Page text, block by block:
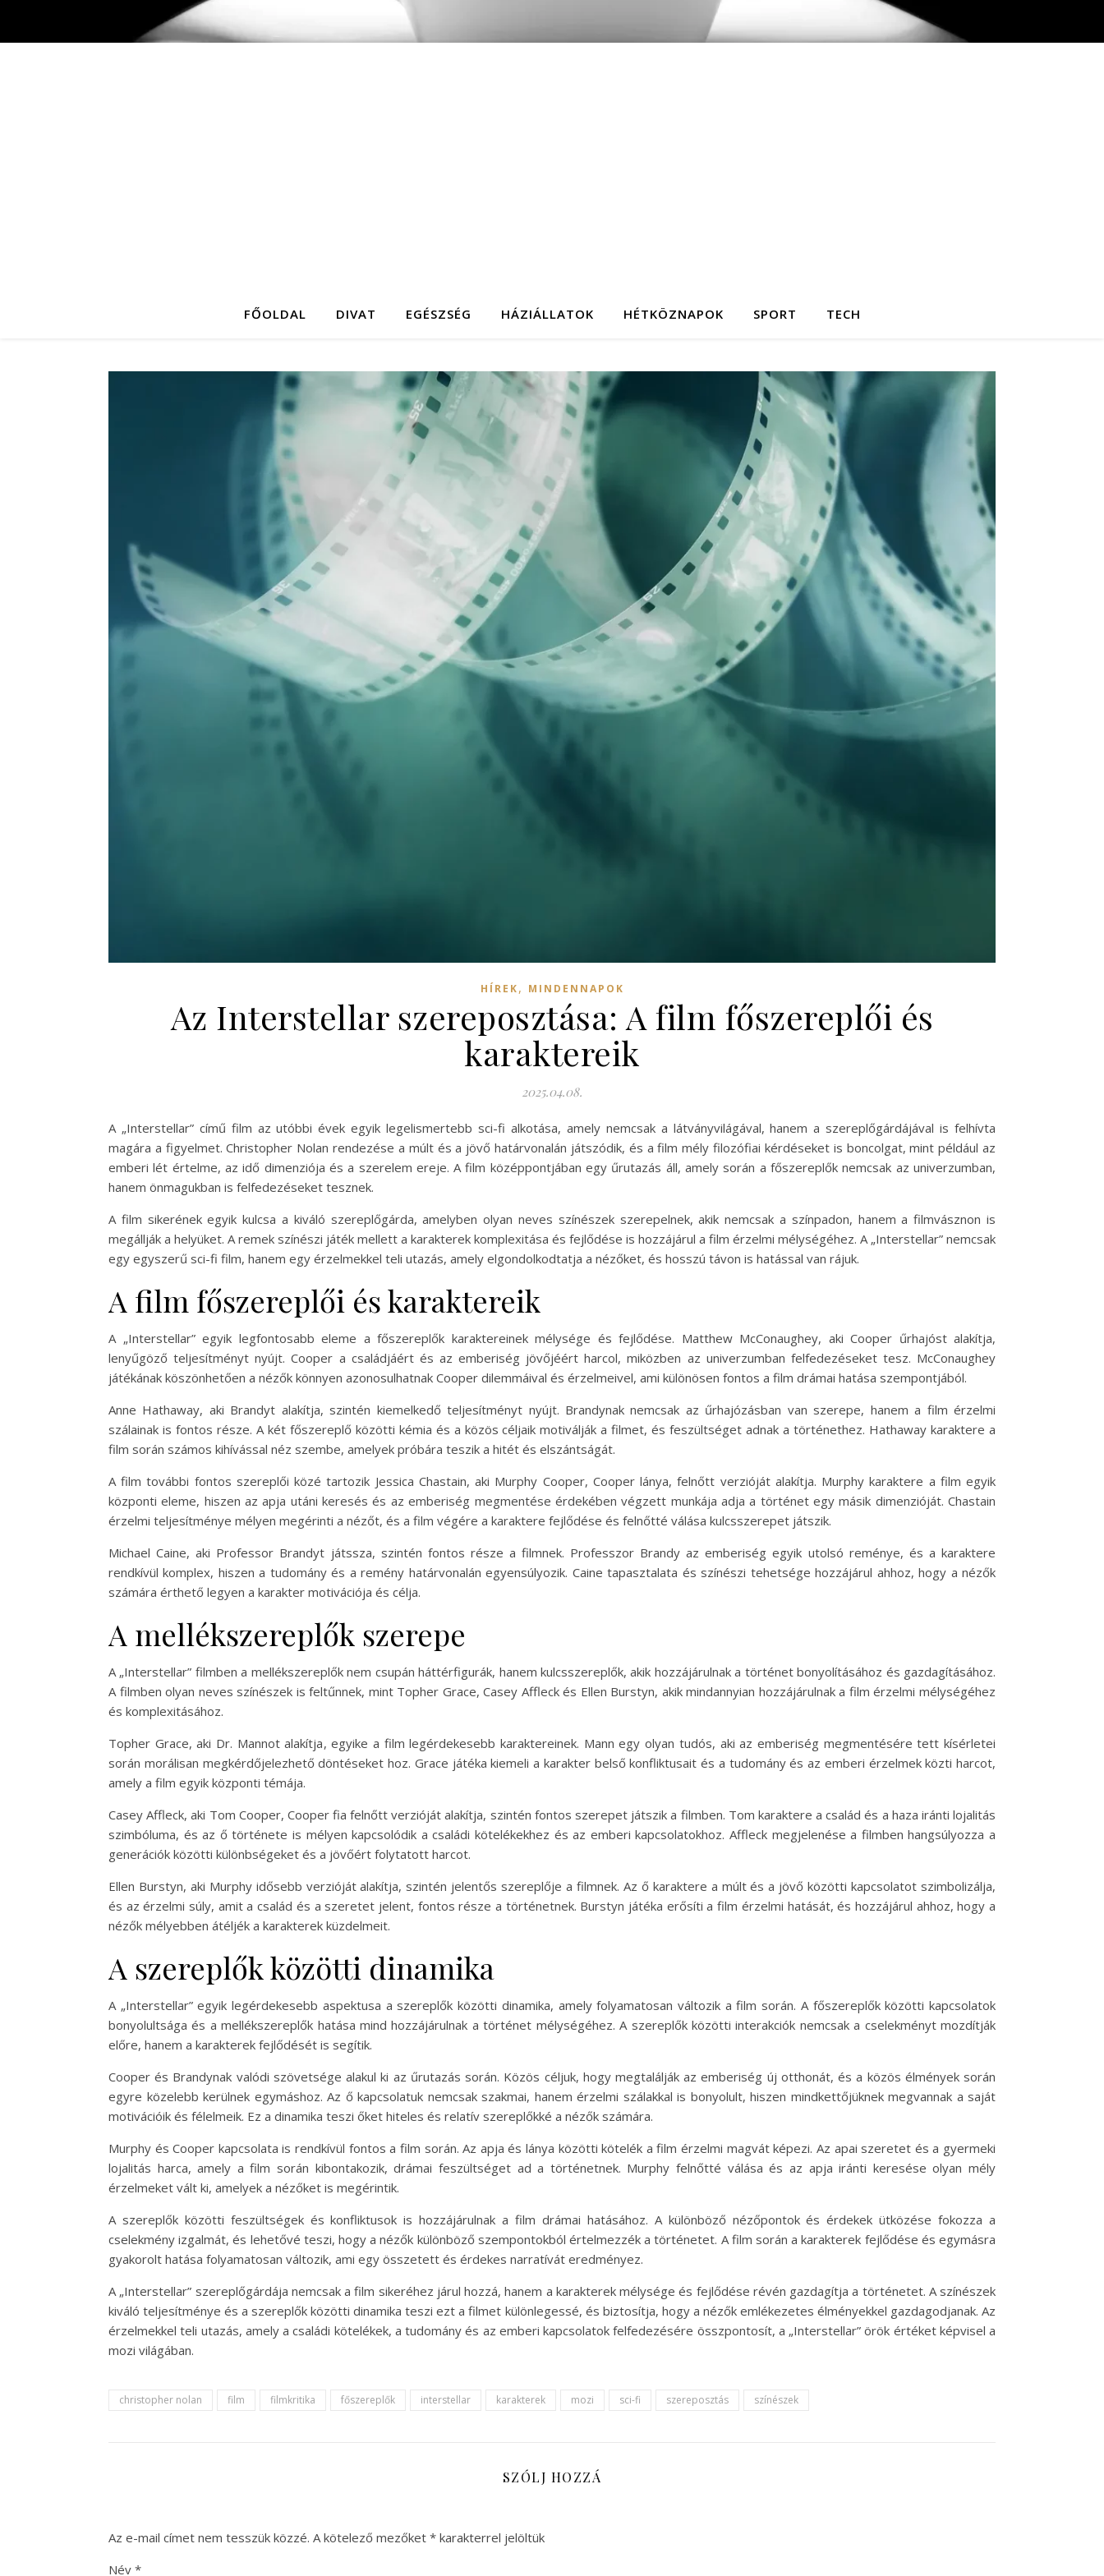
FŐOLDAL DIVAT EGÉSZSÉG HÁZIÁLLATOK HÉTKÖZNAPOK SPORT TECH
HÍREK, MINDENNAPOK
Az Interstellar szereposztása: A film főszereplői és
karaktereik
2025.04.08.
A „Interstellar” című film az utóbbi évek egyik legelismertebb sci-fi alkotása, amely nemcsak a látványvilágával, hanem a szereplőgárdájával is felhívta
magára a figyelmet. Christopher Nolan rendezése a múlt és a jövő határvonalán játszódik, és a film mély filozófiai kérdéseket is boncolgat, mint például az
emberi lét értelme, az idő dimenziója és a szerelem ereje. A film középpontjában egy űrutazás áll, amely során a főszereplők nemcsak az univerzumban,
hanem önmagukban is felfedezéseket tesznek.
A film sikerének egyik kulcsa a kiváló szereplőgárda, amelyben olyan neves színészek szerepelnek, akik nemcsak a színpadon, hanem a filmvásznon is
megállják a helyüket. A remek színészi játék mellett a karakterek komplexitása és fejlődése is hozzájárul a film érzelmi mélységéhez. A „Interstellar” nemcsak
egy egyszerű sci-fi film, hanem egy érzelmekkel teli utazás, amely elgondolkodtatja a nézőket, és hosszú távon is hatással van rájuk.
A film főszereplői és karaktereik
A „Interstellar” egyik legfontosabb eleme a főszereplők karaktereinek mélysége és fejlődése. Matthew McConaughey, aki Cooper űrhajóst alakítja,
lenyűgöző teljesítményt nyújt. Cooper a családjáért és az emberiség jövőjéért harcol, miközben az univerzumban felfedezéseket tesz. McConaughey
játékának köszönhetően a nézők könnyen azonosulhatnak Cooper dilemmáival és érzelmeivel, ami különösen fontos a film drámai hatása szempontjából.
Anne Hathaway, aki Brandyt alakítja, szintén kiemelkedő teljesítményt nyújt. Brandynak nemcsak az űrhajózásban van szerepe, hanem a film érzelmi
szálainak is fontos része. A két főszereplő közötti kémia és a közös céljaik motiválják a filmet, és feszültséget adnak a történethez. Hathaway karaktere a
film során számos kihívással néz szembe, amelyek próbára teszik a hitét és elszántságát.
A film további fontos szereplői közé tartozik Jessica Chastain, aki Murphy Cooper, Cooper lánya, felnőtt verzióját alakítja. Murphy karaktere a film egyik
központi eleme, hiszen az apja utáni keresés és az emberiség megmentése érdekében végzett munkája adja a történet egy másik dimenzióját. Chastain
érzelmi teljesítménye mélyen megérinti a nézőt, és a film végére a karaktere fejlődése és felnőtté válása kulcsszerepet játszik.
Michael Caine, aki Professor Brandyt játssza, szintén fontos része a filmnek. Professzor Brandy az emberiség egyik utolsó reménye, és a karaktere
rendkívül komplex, hiszen a tudomány és a remény határvonalán egyensúlyozik. Caine tapasztalata és színészi tehetsége hozzájárul ahhoz, hogy a nézők
számára érthető legyen a karakter motivációja és célja.
A mellékszereplők szerepe
A „Interstellar” filmben a mellékszereplők nem csupán háttérfigurák, hanem kulcsszereplők, akik hozzájárulnak a történet bonyolításához és gazdagításához.
A filmben olyan neves színészek is feltűnnek, mint Topher Grace, Casey Affleck és Ellen Burstyn, akik mindannyian hozzájárulnak a film érzelmi mélységéhez
és komplexitásához.
Topher Grace, aki Dr. Mannot alakítja, egyike a film legérdekesebb karaktereinek. Mann egy olyan tudós, aki az emberiség megmentésére tett kísérletei
során morálisan megkérdőjelezhető döntéseket hoz. Grace játéka kiemeli a karakter belső konfliktusait és a tudomány és az emberi érzelmek közti harcot,
amely a film egyik központi témája.
Casey Affleck, aki Tom Cooper, Cooper fia felnőtt verzióját alakítja, szintén fontos szerepet játszik a filmben. Tom karaktere a család és a haza iránti lojalitás
szimbóluma, és az ő története is mélyen kapcsolódik a családi kötelékekhez és az emberi kapcsolatokhoz. Affleck megjelenése a filmben hangsúlyozza a
generációk közötti különbségeket és a jövőért folytatott harcot.
Ellen Burstyn, aki Murphy idősebb verzióját alakítja, szintén jelentős szereplője a filmnek. Az ő karaktere a múlt és a jövő közötti kapcsolatot szimbolizálja,
és az érzelmi súly, amit a család és a szeretet jelent, fontos része a történetnek. Burstyn játéka erősíti a film érzelmi hatását, és hozzájárul ahhoz, hogy a
nézők mélyebben átéljék a karakterek küzdelmeit.
A szereplők közötti dinamika
A „Interstellar” egyik legérdekesebb aspektusa a szereplők közötti dinamika, amely folyamatosan változik a film során. A főszereplők közötti kapcsolatok
bonyolultsága és a mellékszereplők hatása mind hozzájárulnak a történet mélységéhez. A szereplők közötti interakciók nemcsak a cselekményt mozdítják
előre, hanem a karakterek fejlődését is segítik.
Cooper és Brandynak valódi szövetsége alakul ki az űrutazás során. Közös céljuk, hogy megtalálják az emberiség új otthonát, és a közös élmények során
egyre közelebb kerülnek egymáshoz. Az ő kapcsolatuk nemcsak szakmai, hanem érzelmi szálakkal is bonyolult, hiszen mindkettőjüknek megvannak a saját
motivációik és félelmeik. Ez a dinamika teszi őket hiteles és relatív szereplőkké a nézők számára.
Murphy és Cooper kapcsolata is rendkívül fontos a film során. Az apja és lánya közötti kötelék a film érzelmi magvát képezi. Az apai szeretet és a gyermeki
lojalitás harca, amely a film során kibontakozik, drámai feszültséget ad a történetnek. Murphy felnőtté válása és az apja iránti keresése olyan mély
érzelmeket vált ki, amelyek a nézőket is megérintik.
A szereplők közötti feszültségek és konfliktusok is hozzájárulnak a film drámai hatásához. A különböző nézőpontok és érdekek ütközése fokozza a
cselekmény izgalmát, és lehetővé teszi, hogy a nézők különböző szempontokból értelmezzék a történetet. A film során a karakterek fejlődése és egymásra
gyakorolt hatása folyamatosan változik, ami egy összetett és érdekes narratívát eredményez.
A „Interstellar” szereplőgárdája nemcsak a film sikeréhez járul hozzá, hanem a karakterek mélysége és fejlődése révén gazdagítja a történetet. A színészek
kiváló teljesítménye és a szereplők közötti dinamika teszi ezt a filmet különlegessé, és biztosítja, hogy a nézők emlékezetes élményekkel gazdagodjanak. Az
érzelmekkel teli utazás, amely a családi kötelékek, a tudomány és az emberi kapcsolatok felfedezésére összpontosít, a „Interstellar” örök értéket képvisel a
mozi világában.
christopher nolan film filmkritika főszereplők interstellar karakterek mozi sci-fi szereposztás színészek
SZÓLJ HOZZÁ
Az e-mail címet nem tesszük közzé. A kötelező mezőket * karakterrel jelöltük
Név *